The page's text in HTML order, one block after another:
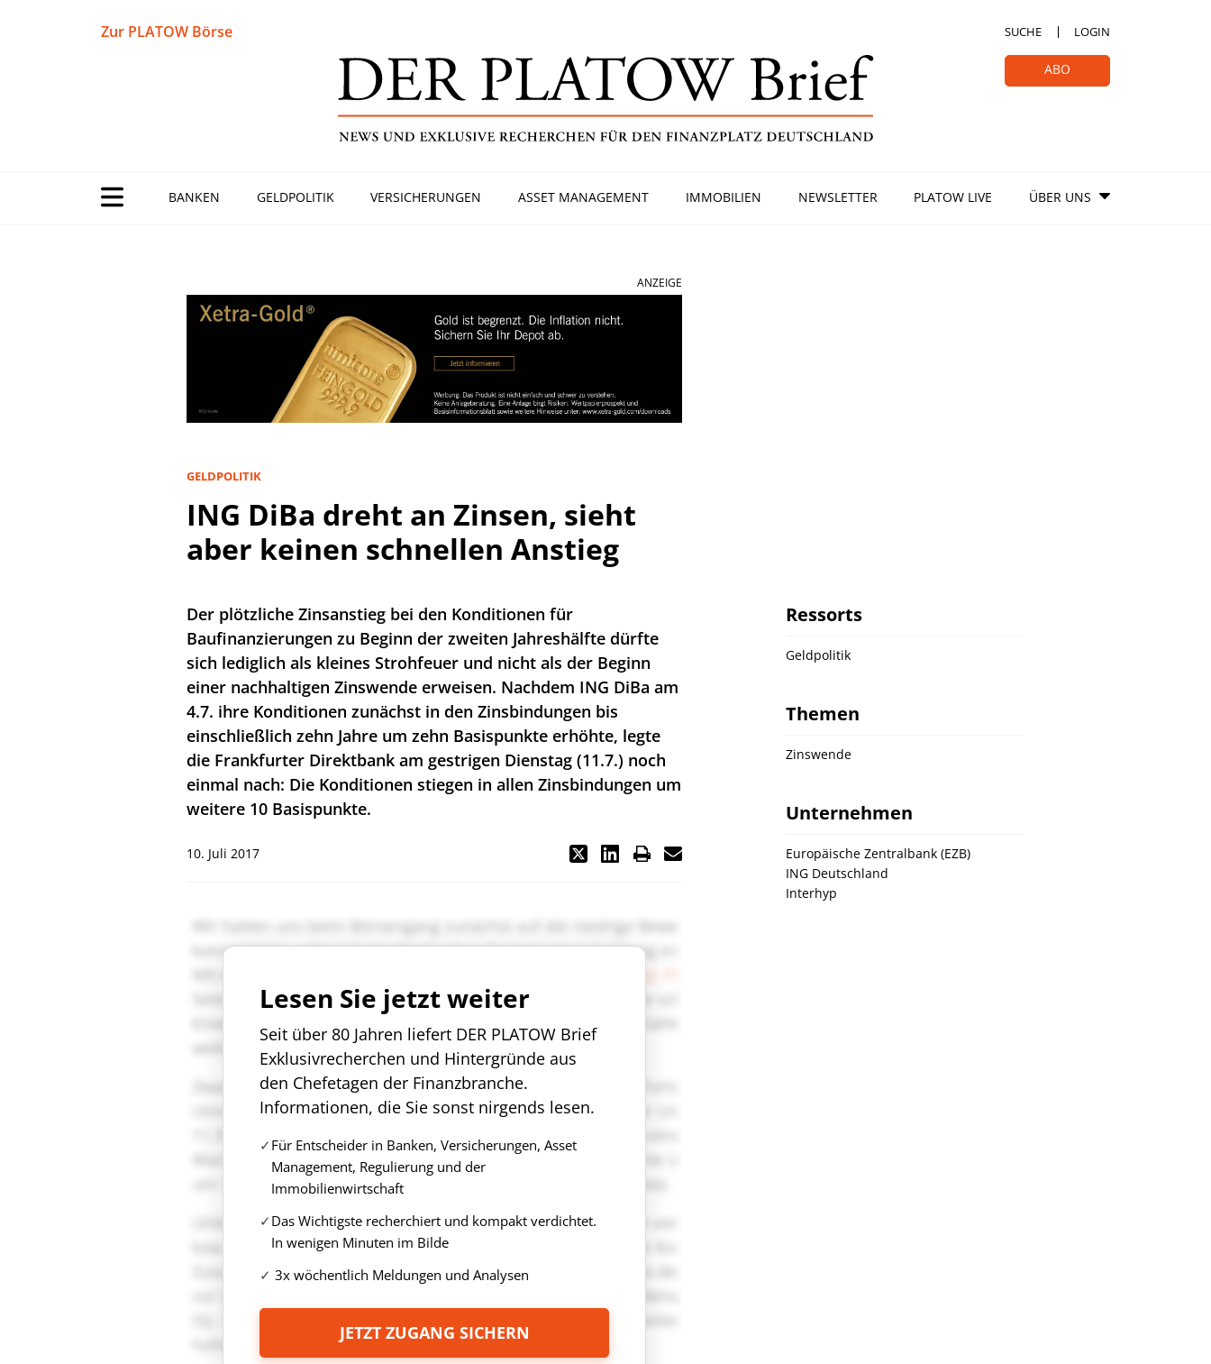
Zur PLATOW Börse SUCHE LOGIN
ABO
BANKEN GELDPOLITIK VERSICHERUNGEN ASSET MANAGEMENT IMMOBILIEN NEWSLETTER PLATOW LIVE ÜBER UNS
ANZEIGE
GELDPOLITIK
ING DiBa dreht an Zinsen, sieht
aber keinen schnellen Anstieg
Der plötzliche Zinsanstieg bei den Konditionen für
Baufinanzierungen zu Beginn der zweiten Jahreshälfte dürfte
sich lediglich als kleines Strohfeuer und nicht als der Beginn
einer nachhaltigen Zinswende erweisen. Nachdem ING DiBa am
4.7. ihre Konditionen zunächst in den Zinsbindungen bis
einschließlich zehn Jahre um zehn Basispunkte erhöhte, legte
die Frankfurter Direktbank am gestrigen Dienstag (11.7.) noch
einmal nach: Die Konditionen stiegen in allen Zinsbindungen um
weitere 10 Basispunkte.
10. Juli 2017
Lesen Sie jetzt weiter
Seit über 80 Jahren liefert DER PLATOW Brief
Exklusivrecherchen und Hintergründe aus
den Chefetagen der Finanzbranche.
Informationen, die Sie sonst nirgends lesen.
Für Entscheider in Banken, Versicherungen, Asset
Management, Regulierung und der
Immobilienwirtschaft
Das Wichtigste recherchiert und kompakt verdichtet.
In wenigen Minuten im Bilde
3x wöchentlich Meldungen und Analysen
JETZT ZUGANG SICHERN
Ressorts
Geldpolitik
Themen
Zinswende
Unternehmen
Europäische Zentralbank (EZB)
ING Deutschland
Interhyp